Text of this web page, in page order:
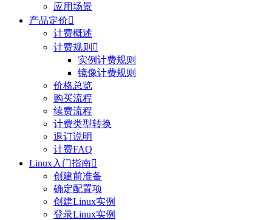
应用场景
产品定价
计费概述
计费规则 
实例计费规则
镜像计费规则
价格总览
购买流程
续费流程
计费类型转换
退订说明
计费FAQ
Linux入门指南
创建前准备
确定配置项
创建Linux实例
登录Linux实例